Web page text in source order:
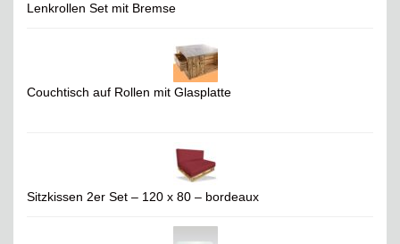
Lenkrollen Set mit Bremse
Couchtisch auf Rollen mit Glasplatte
Sitzkissen 2er Set – 120 x 80 – bordeaux